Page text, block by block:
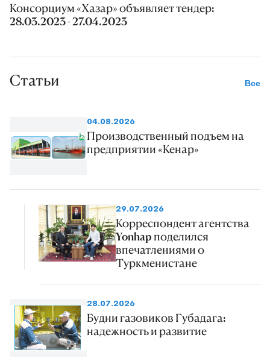
Консорциум «Хазар» объявляет тендер:
28.03.2023 - 27.04.2023
Статьи Все
04.08.2026
Производственный подъем на
предприятии «Кенар»
29.07.2026
Корреспондент агентства
Yonhap поделился
впечатлениями о
Туркменистане
28.07.2026
Будни газовиков Губадага:
надежность и развитие